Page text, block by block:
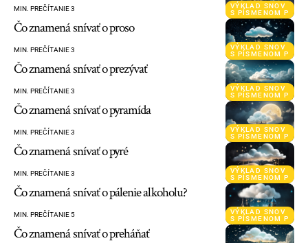
VÝKLAD SNOV
S PÍSMENOM P
MIN. PREČÍTANIE 3
VÝKLAD SNOV
S PÍSMENOM P
Čo znamená snívať o proso
MIN. PREČÍTANIE 3
VÝKLAD SNOV
S PÍSMENOM P
Čo znamená snívať o prezývať
MIN. PREČÍTANIE 3
VÝKLAD SNOV
S PÍSMENOM P
Čo znamená snívať o pyramída
MIN. PREČÍTANIE 3
VÝKLAD SNOV
S PÍSMENOM P
Čo znamená snívať o pyré
MIN. PREČÍTANIE 3
VÝKLAD SNOV
S PÍSMENOM P
Čo znamená snívať o pálenie alkoholu?
MIN. PREČÍTANIE 5
Čo znamená snívať o preháňať